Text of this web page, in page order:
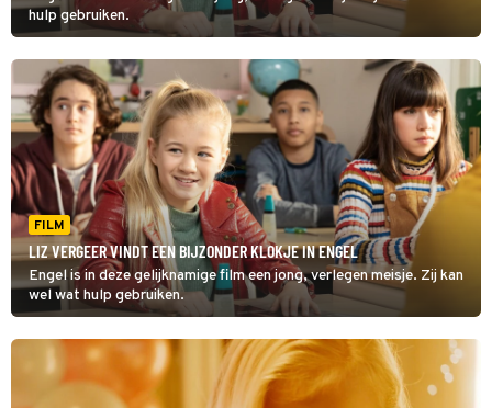
hulp gebruiken.
FILM
LIZ VERGEER VINDT EEN BIJZONDER KLOKJE IN ENGEL
Engel is in deze gelijknamige film een jong, verlegen meisje. Zij kan
wel wat hulp gebruiken.